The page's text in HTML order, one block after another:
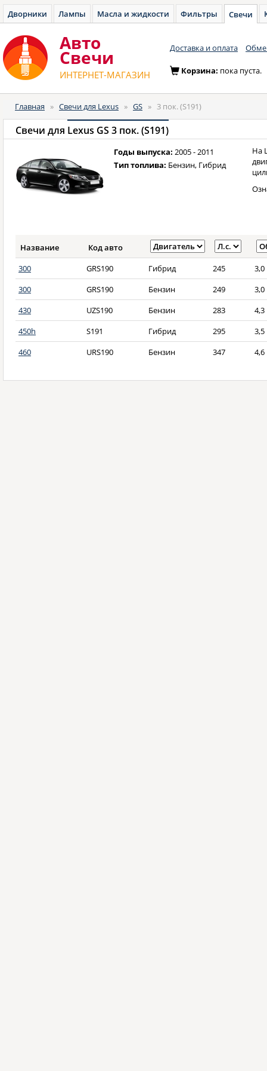
Дворники Лампы Масла и жидкости Фильтры Свечи
Авто
Cвечи
ИНТЕРНЕТ-МАГАЗИН
Доставка и оплата
Корзина: пока пуста.
Главная » Свечи для Lexus » GS » 3 пок. (S191)
Свечи для Lexus GS 3 пок. (S191)
Годы выпуска: 2005 - 2011
Тип топлива: Бензин, Гибрид
На
Название
Код авто
300
GRS190 Гибрид 245
3,0
300
GRS190 Бензин 249
3,0
430
UZS190 Бензин 283
4,3
450h
S191 Гибрид 295
3,5
460
URS190 Бензин 347 4,6